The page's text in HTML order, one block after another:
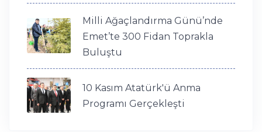
Milli Ağaçlandırma Günü’nde
Emet’te 300 Fidan Toprakla
Buluştu
10 Kasım Atatürk'ü Anma
Programı Gerçekleşti